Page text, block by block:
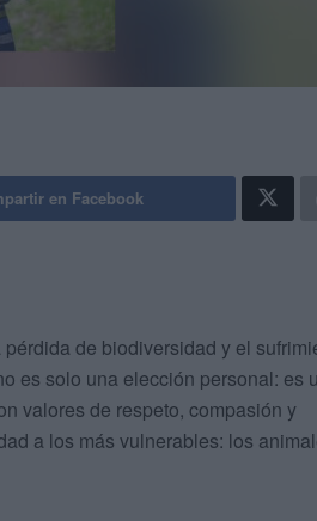
en Facebook
de biodiversidad y el
es solo una elección personal: es
valores de respeto, compasión y
a los más vulnerables: los